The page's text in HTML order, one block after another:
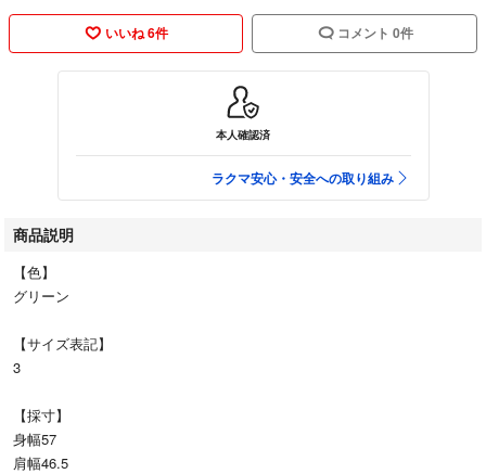
いいね 6件 コメント 0件
本人確認済
ラクマ安心・安全への取り組み
商品説明
【色】
グリーン
【サイズ表記】
3
【採寸】
身幅57
肩幅46.5